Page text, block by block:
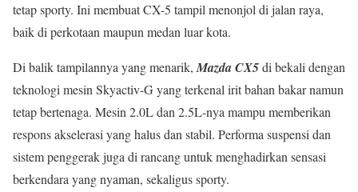
tetap sporty. Ini membuat CX-5 tampil menonjol di jalan raya,
baik di perkotaan maupun medan luar kota.
Di balik tampilannya yang menarik,Mazda CX5di bekali dengan
teknologi mesin Skyactiv-G yang terkenal irit bahan bakar namun
tetap bertenaga. Mesin 2.0L dan 2.5L-nya mampu memberikan
respons akselerasi yang halus dan stabil. Performa suspensi dan
sistem penggerak juga di rancang untuk menghadirkan sensasi
berkendara yang nyaman, sekaligus sporty.